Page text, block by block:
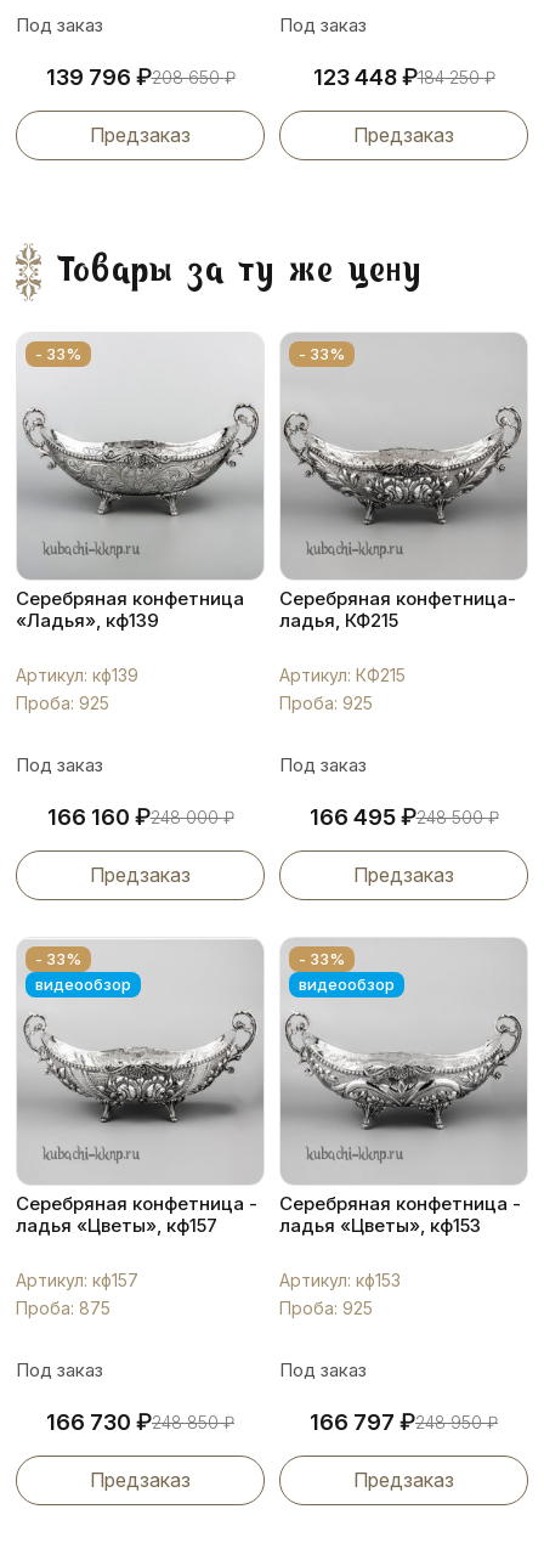
Под заказ
139 796 ₽208 650₽
Предзаказ
Под заказ
123 448₽184 250₽
Предзаказ
Товары за ту же цену
- 33%
Серебряная конфетница
«Ладья», кф139
Артикул: кф139
Проба: 925
Под заказ
166 160 ₽248 000₽
Предзаказ
- 33%
Серебряная конфетница-
ладья, КФ215
Артикул: КФ215
Проба: 925
Под заказ
166 495₽248 500₽
Предзаказ
- 33%
видеообзор
Серебряная конфетница -
ладья «Цветы», кф157
Артикул: кф157
Проба: 875
Под заказ
166 730 ₽248 850₽
Предзаказ
- 33%
видеообзор
Серебряная конфетница -
ладья «Цветы», кф153
Артикул: кф153
Проба: 925
Под заказ
166 797 ₽248 950₽
Предзаказ